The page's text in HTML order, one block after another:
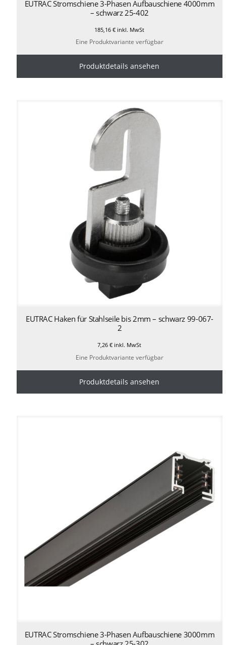
EUTRAC Stromschiene 3-Phasen Aufbauschiene 4000mm
– schwarz 25-402
185,16€ inkl. MwSt
Eine Produktvariante verfügbar
Produktdetails ansehen
EUTRAC Haken für Stahlseile bis 2mm – schwarz 99-067-
2
7,26€ inkl. MwSt
Eine Produktvariante verfügbar
Produktdetails ansehen
EUTRAC Stromschiene 3-Phasen Aufbauschiene 3000mm